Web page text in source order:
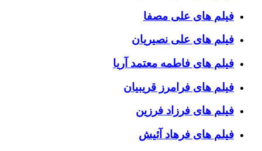
فیلم های علی مصفا
فیلم های علی نصیریان
فیلم های فاطمه معتمد آریا
فیلم های فرامرز قریبیان
فیلم های فرزاد فرزین
فیلم های فرهاد آئیش